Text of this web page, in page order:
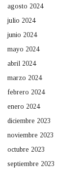
agosto 2024
julio 2024
junio 2024
mayo 2024
abril 2024
marzo 2024
febrero 2024
enero 2024
diciembre 2023
noviembre 2023
octubre 2023
septiembre 2023